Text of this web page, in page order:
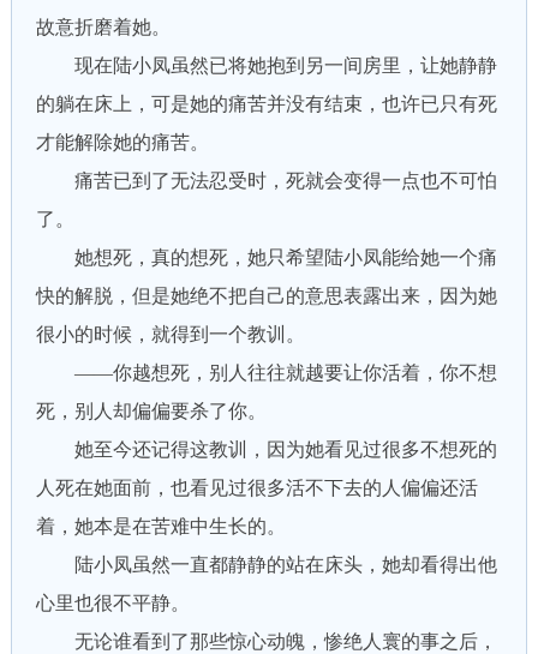
故意折磨着她。
现在陆小凤虽然已将她抱到另一间房里，让她静静
的躺在床上，可是她的痛苦并没有结束，也许已只有死
才能解除她的痛苦。
痛苦已到了无法忍受时，死就会变得一点也不可怕
了。
她想死，真的想死，她只希望陆小凤能给她一个痛
快的解脱，但是她绝不把自己的意思表露出来，因为她
很小的时候，就得到一个教训。
——你越想死，别人往往就越要让你活着，你不想
死，别人却偏偏要杀了你。
她至今还记得这教训，因为她看见过很多不想死的
人死在她面前，也看见过很多活不下去的人偏偏还活
着，她本是在苦难中生长的。
陆小凤虽然一直都静静的站在床头，她却看得出他
心里也很不平静。
无论谁看到了那些惊心动魄，惨绝人寰的事之后，